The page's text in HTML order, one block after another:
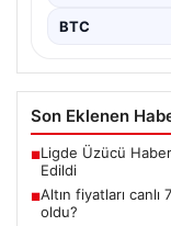
BTC
Son Eklenen
■Ligde Üzücü
Edildi
■Altın fiyatları
oldu?